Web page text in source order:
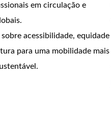
em circulação e
sobre acessibilidade, equidade
para uma mobilidade mais